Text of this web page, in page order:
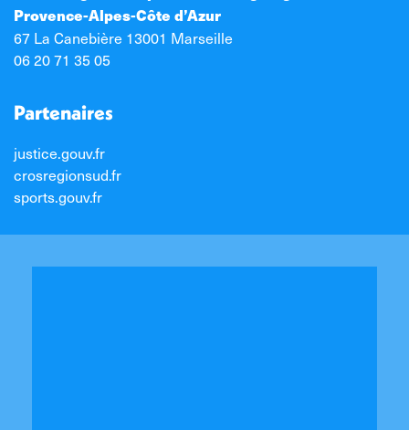
Provence-Alpes-Côte d’Azur
67 La Canebière 13001 Marseille
06 20 71 35 05
Partenaires
justice.gouv.fr
crosregionsud.fr
sports.gouv.fr